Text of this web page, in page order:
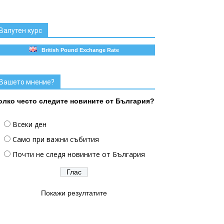
курс
British Pound Exchange Rate
мнение?
често следите новините от България?
Всеки ден
Само при важни събития
Почти не следя новините от България
Покажи резултатите